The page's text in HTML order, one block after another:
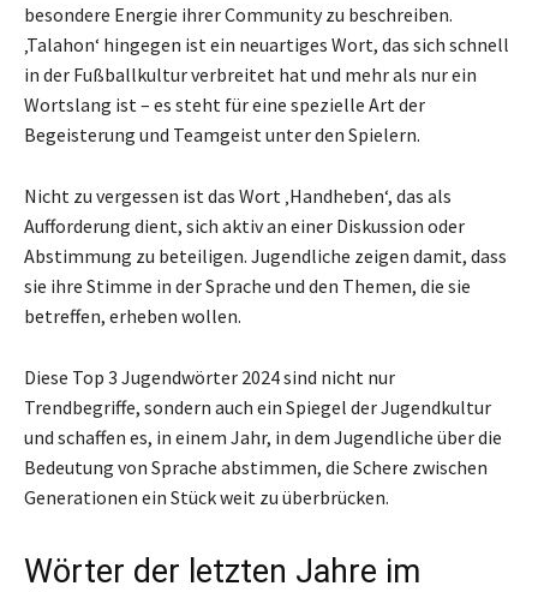
besondere Energie ihrer Community zu beschreiben.
‚Talahon‘ hingegen ist ein neuartiges Wort, das sich schnell
in der Fußballkultur verbreitet hat und mehr als nur ein
Wortslang ist – es steht für eine spezielle Art der
Begeisterung und Teamgeist unter den Spielern.
Nicht zu vergessen ist das Wort ‚Handheben‘, das als
Aufforderung dient, sich aktiv an einer Diskussion oder
Abstimmung zu beteiligen. Jugendliche zeigen damit, dass
sie ihre Stimme in der Sprache und den Themen, die sie
betreffen, erheben wollen.
Diese Top 3 Jugendwörter 2024 sind nicht nur
Trendbegriffe, sondern auch ein Spiegel der Jugendkultur
und schaffen es, in einem Jahr, in dem Jugendliche über die
Bedeutung von Sprache abstimmen, die Schere zwischen
Generationen ein Stück weit zu überbrücken.
Wörter der letzten Jahre im